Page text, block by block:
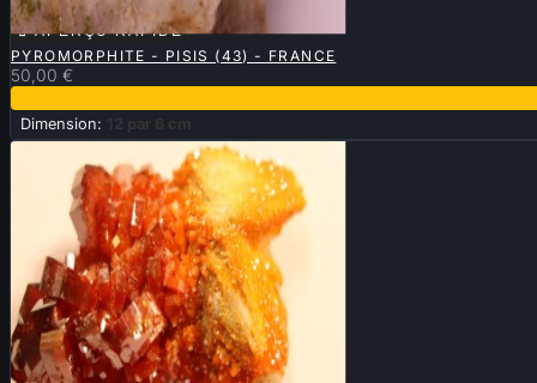
 APERÇU RAPIDE
PYROMORPHITE - PISIS (43) - FRANCE
50,00 €
Dimension: 12 par 6 cm